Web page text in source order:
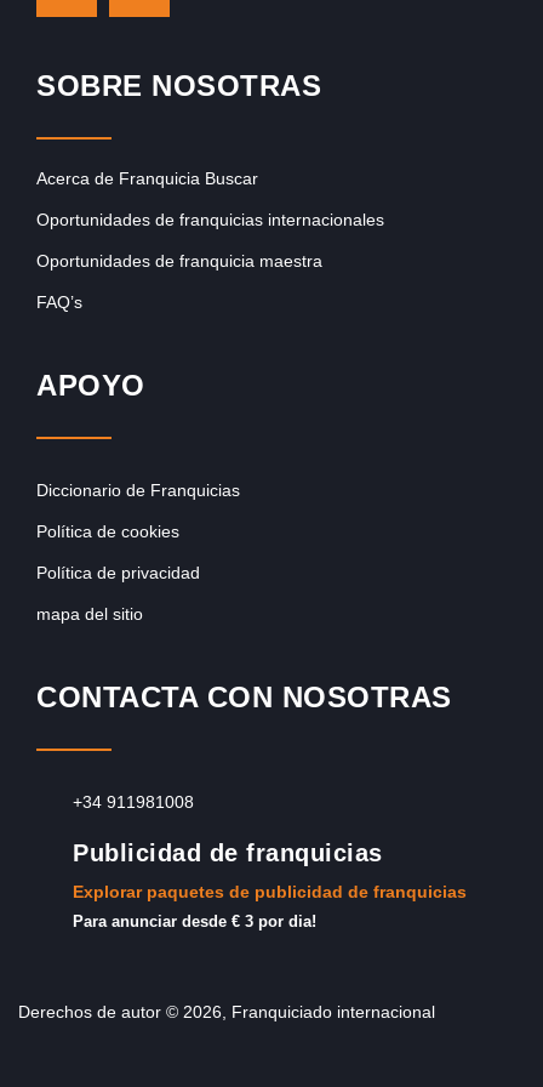
SOBRE NOSOTRAS
Acerca de Franquicia Buscar
Oportunidades de franquicias internacionales
Oportunidades de franquicia maestra
FAQ’s
APOYO
Diccionario de Franquicias
Política de cookies
Política de privacidad
mapa del sitio
CONTACTA CON NOSOTRAS
+34 911981008
Publicidad de franquicias
Explorar paquetes de publicidad de franquicias
Para anunciar desde € 3 por dia!
Derechos de autor © 2026, Franquiciado internacional